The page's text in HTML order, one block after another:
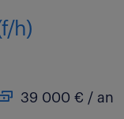
h)
39 000 € / an